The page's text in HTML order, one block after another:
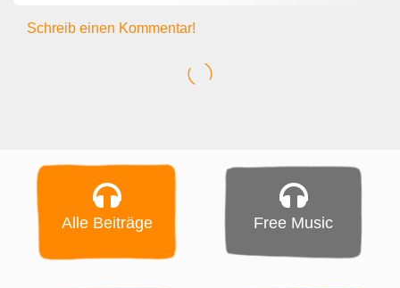
Schreib einen Kommentar!
Alle Beiträge Free Music